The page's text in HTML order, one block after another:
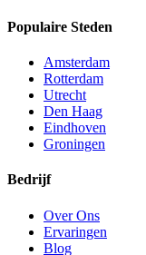
Populaire Steden
Amsterdam
Rotterdam
Utrecht
Den Haag
Eindhoven
Groningen
Bedrijf
Over Ons
Ervaringen
Blog